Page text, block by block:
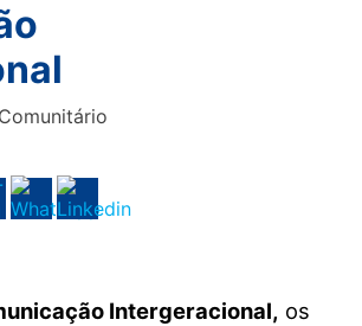
Intergeracional, os